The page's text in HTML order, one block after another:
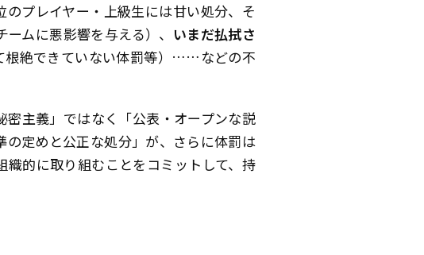
のプレイヤー・上級生には甘い処分、そ
ムに悪影響を与える）、 いまだ払拭さ
根絶できていない体罰等）……などの不
主義」ではなく「公表・オープンな説
定めと公正な処分」が、さらに体罰は
的に取り組むことをコミットして、持